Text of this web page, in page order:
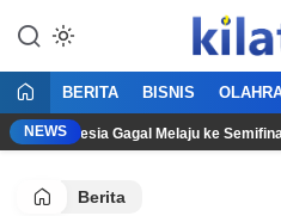
Mencerdaskan
BERITA BISNIS
NEWS
Indonesia Gagal Melaju ke Semifinal
Berita